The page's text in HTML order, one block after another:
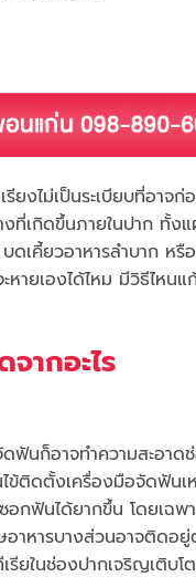
ยงไม่เป็นระเบียบที่อาจ
เกิดขึ้นภายในปาก ทั้ง
ดเคี้ยวอาหารลำบาก
ะหายเองได้ไหม มีวิธีไ
ากอะไร
นก็อาจทำความสะอาด
ติดตั้งเครื่องมือจัดฟันเ
ซอกฟันได้ยากขึ้น โดยเ
าหารบางส่วนอาจติดอ
รียในช่องปากเจริญเติ